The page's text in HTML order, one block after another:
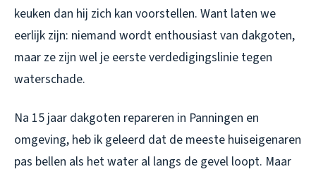
keuken dan hij zich kan voorstellen. Want laten we
eerlijk zijn: niemand wordt enthousiast van dakgoten,
maar ze zijn wel je eerste verdedigingslinie tegen
waterschade.
Na 15 jaar dakgoten repareren in Panningen en
omgeving, heb ik geleerd dat de meeste huiseigenaren
pas bellen als het water al langs de gevel loopt. Maar